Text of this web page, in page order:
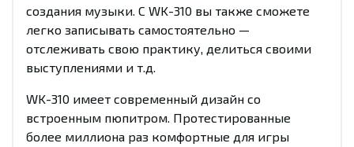
создания музыки. С WK-310 вы также сможете
легко записывать самостоятельно —
отслеживать свою практику, делиться своими
выступлениями и т.д.
WK-310 имеет современный дизайн со
встроенным пюпитром. Протестированные
более миллиона раз комфортные для игры